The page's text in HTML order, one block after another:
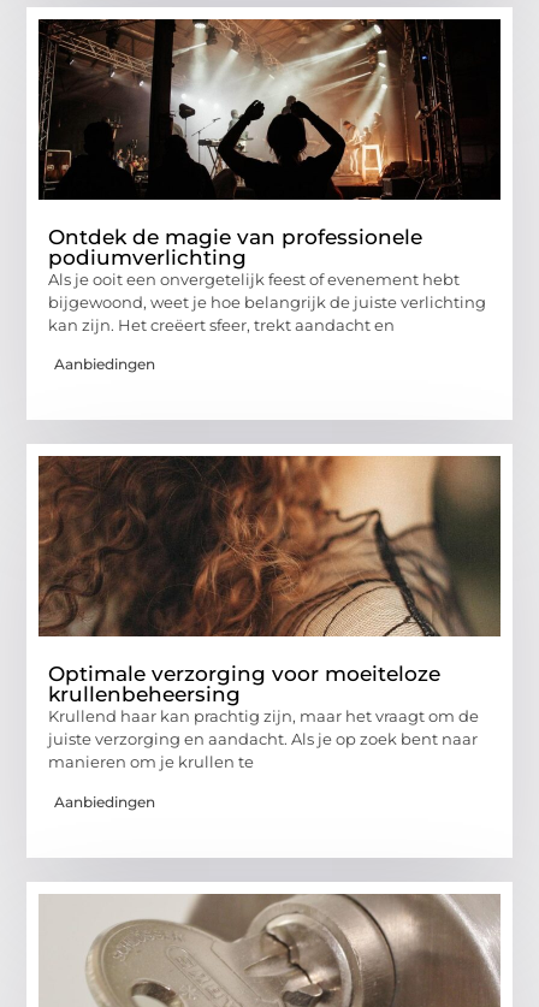
Ontdek de magie van professionele
podiumverlichting
Als je ooit een onvergetelijk feest of evenement hebt
bijgewoond, weet je hoe belangrijk de juiste verlichting
kan zijn. Het creëert sfeer, trekt aandacht en
Aanbiedingen
Optimale verzorging voor moeiteloze
krullenbeheersing
Krullend haar kan prachtig zijn, maar het vraagt om de
juiste verzorging en aandacht. Als je op zoek bent naar
manieren om je krullen te
Aanbiedingen